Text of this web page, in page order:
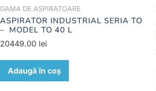
GAMA DE ASPIRATOARE
ASPIRATOR INDUSTRIAL SERIA TO
– MODEL TO 40 L
20449.00 lei
Adaugă în coș